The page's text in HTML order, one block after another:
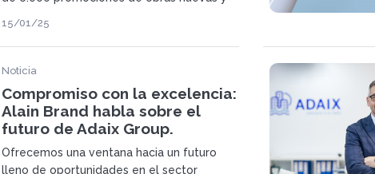
2025
15/01/25
Noticia
Compromiso con la excelencia:
Alain Brand habla sobre el
futuro de Adaix Group.
Ofrecemos una ventana hacia un futuro
lleno de oportunidades en el sector